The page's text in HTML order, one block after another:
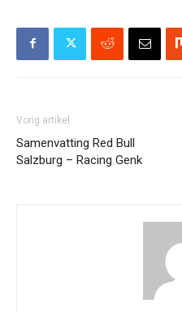
Vorig artikel
Samenvatting Red Bull
Salzburg – Racing Genk